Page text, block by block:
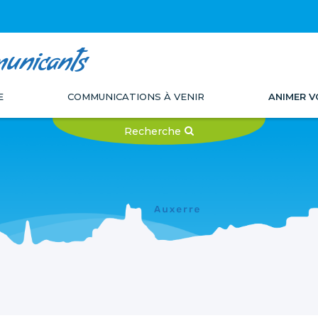
COMMUNICATIONS À VENIR ANIMER
Recherche